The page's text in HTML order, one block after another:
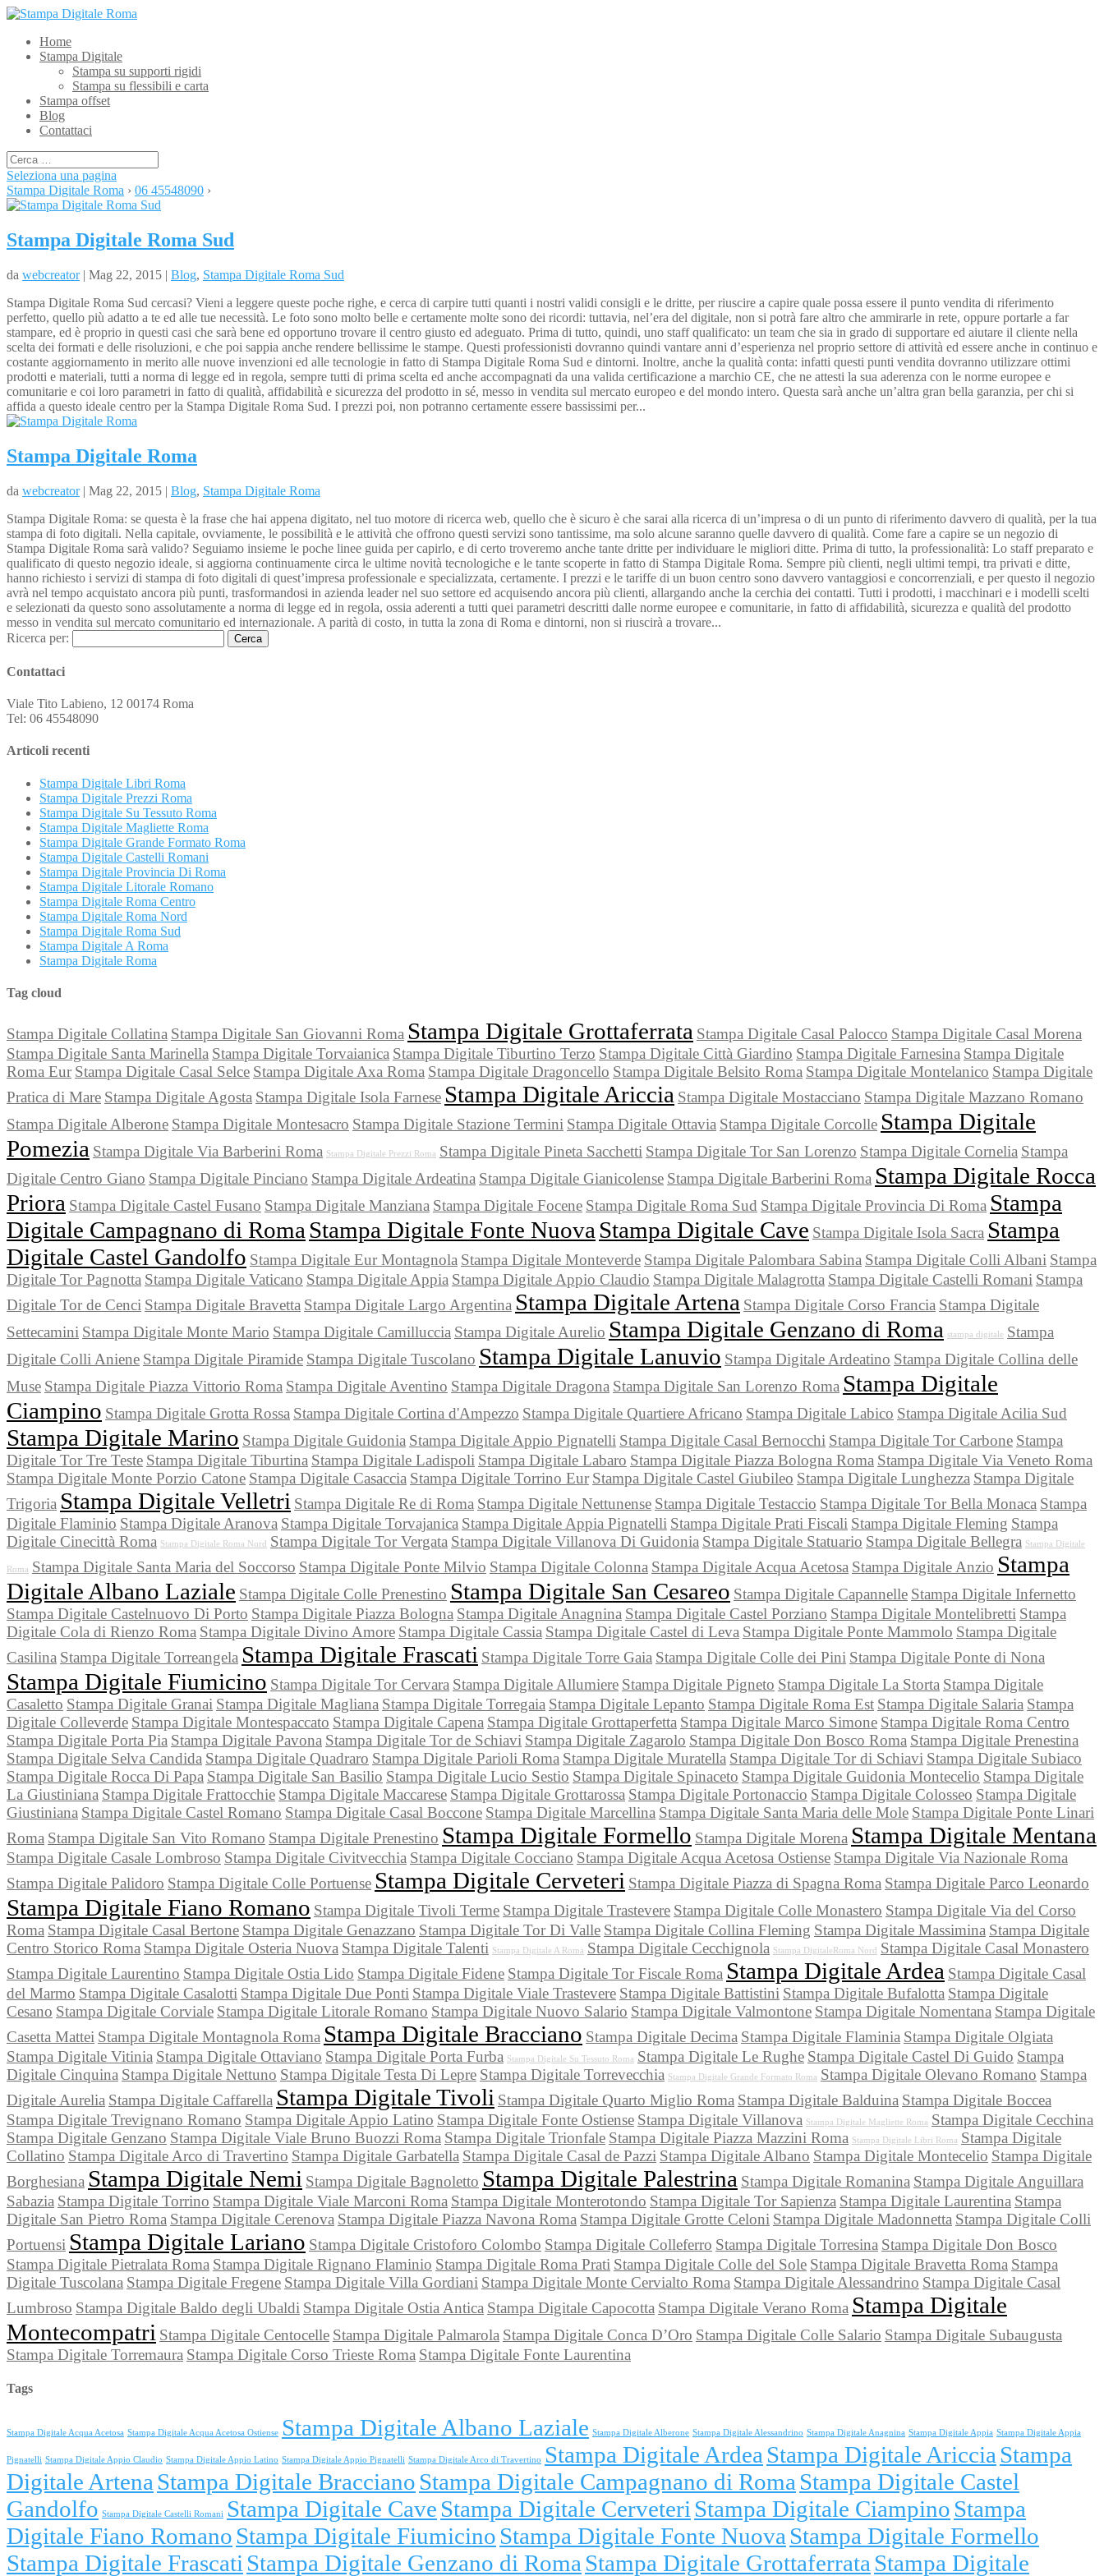
Home
Stampa Digitale
Stampa su supporti rigidi
Stampa su flessibili e carta
Stampa offset
Blog
Contattaci
Seleziona una pagina
Stampa Digitale Roma › 06 45548090 ›
Stampa Digitale Roma Sud
da webcreator| Mag 22, 2015 | Blog, Stampa Digitale Roma Sud
Stampa Digitale Roma Sud cercasi? Vieni a leggere queste poche righe, e cerca di carpire tutti quanti i nostri validi consigli e le dritte, per riuscire a capire quale possa essere il punto vendita di riferimento
perfetto, quello più adatto a te ed alle tue necessità. Le foto sono molto belle e certamente molte sono dei ricordi: tuttavia, nel’era del digitale, non si potrà fare altro che ammirarle in rete, oppure portarle a far
stampare, ed è proprio in questi casi che sarà bene ed opportuno trovare il centro giusto ed adeguato. Prima di tutto, quindi, uno staff qualificato: un team che sia in grado di supportare ed aiutare il cliente nella
scelta dei formati e delle risoluzioni, e che poi sappia anche rendere bellissime le stampe. Questi professionisti dovranno quindi vantare anni d’esperienza nel proprio settore di attività ed essere anche in continuo e
costante aggiornamento in merito alle nuove invenzioni ed alle tecnologie in fatto di Stampa Digitale Roma Sud e dintorni. Inoltre, anche la qualità conta: infatti questi punti vendita dovranno utilizzare ottimi
prodotti e materiali, tutti a norma di legge ed in regola, sempre tutti di prima scelta ed anche accompagnati da una valida certificazione a marchio CE, che ne attesti la sua aderenza con le norme europee e
comunitarie e coi loro parametri in fatto di qualità, affidabilità e sicurezza del prodotto in sé, messo in vendita sul mercato europeo e del mondo intero. Questa sarà anche un’altra gran bella garanzia, per chi si
affida a questo ideale centro per la Stampa Digitale Roma Sud. I prezzi poi, non potranno certamente essere bassissimi per...
Stampa Digitale Roma
da webcreator| Mag 22, 2015 | Blog, Stampa Digitale Roma
Stampa Digitale Roma: se questa è la frase che hai appena digitato, nel tuo motore di ricerca web, quello che è sicuro è che sarai alla ricerca di un’impresa o di un punto di riferimento davvero di qualità, per la tua
stampa di foto digitali. Nella capitale, ovviamente, le possibilità e le attività che offrono questi servizi sono tantissime, ma solo alcune saranno quelle davvero di qualità. Come fare a capire se un negozio di
Stampa Digitale Roma sarà valido? Seguiamo insieme le poche linee guida per capirlo, e di certo troveremo anche tante dritte per individuare le migliori ditte. Prima di tutto, la professionalità: Lo staff preparato e
qualificato di questo negozio ideale, si aggiorna continuamente circa le ultime novità tecnologiche e le tante scoperte in fatto di Stampa Digitale Roma. Sempre più clienti, negli ultimi tempi, tra privati e ditte,
hanno richiesto i servizi di stampa di foto digitali di quest’impresa professionale e specializzata, certamente. I prezzi e le tariffe di un buon centro sono davvero vantaggiosi e concorrenziali, e per questo il negozio
avrà nel tempo acquistato ancora più punti, trasformandosi in azienda leader nel suo settore ed acquisendo ancora più clienti, allargando anche la cerchia dei contatti. Tutti i prodotti, i macchinari e i modelli scelti
e selezionati da questo sono assolutamente a norma di legge ed in regola, ossia aderenti a tutti quei parametri descritti dalle norme europee e comunitarie, in fatto di affidabilità, sicurezza e qualità del prodotto
messo in vendita sul mercato comunitario ed internazionale. A parità di costo, in tutta la zona di Roma e dintorni, non si riuscirà a trovare...
Ricerca per:
Contattaci
Viale Tito Labieno, 12 00174 Roma
Tel: 06 45548090
Articoli recenti
Stampa Digitale Libri Roma
Stampa Digitale Prezzi Roma
Stampa Digitale Su Tessuto Roma
Stampa Digitale Magliette Roma
Stampa Digitale Grande Formato Roma
Stampa Digitale Castelli Romani
Stampa Digitale Provincia Di Roma
Stampa Digitale Litorale Romano
Stampa Digitale Roma Centro
Stampa Digitale Roma Nord
Stampa Digitale Roma Sud
Stampa Digitale A Roma
Stampa Digitale Roma
Tag cloud
Stampa Digitale Collatina Stampa Digitale San Giovanni Roma Stampa Digitale Grottaferrata Stampa Digitale Casal Palocco Stampa Digitale Casal Morena
Stampa Digitale Santa Marinella Stampa Digitale Torvaianica Stampa Digitale Tiburtino Terzo Stampa Digitale Città Giardino Stampa Digitale Farnesina Stampa Digitale
Roma Eur Stampa Digitale Casal Selce Stampa Digitale Axa Roma Stampa Digitale Dragoncello Stampa Digitale Belsito Roma Stampa Digitale Montelanico Stampa Digitale
Pratica di Mare Stampa Digitale Agosta Stampa Digitale Isola Farnese Stampa Digitale Ariccia Stampa Digitale Mostacciano Stampa Digitale Mazzano Romano
Stampa Digitale Alberone Stampa Digitale Montesacro Stampa Digitale Stazione Termini Stampa Digitale Ottavia Stampa Digitale Corcolle Stampa Digitale
Pomezia Stampa Digitale Via Barberini Roma Stampa Digitale Prezzi Roma Stampa Digitale Pineta Sacchetti Stampa Digitale Tor San Lorenzo Stampa Digitale Cornelia Stampa
Digitale Centro Giano Stampa Digitale Pinciano Stampa Digitale Ardeatina Stampa Digitale Gianicolense Stampa Digitale Barberini Roma Stampa Digitale Rocca
Priora Stampa Digitale Castel Fusano Stampa Digitale Manziana Stampa Digitale Focene Stampa Digitale Roma Sud Stampa Digitale Provincia Di Roma Stampa
Digitale Campagnano di Roma Stampa Digitale Fonte Nuova Stampa Digitale Cave Stampa Digitale Isola Sacra Stampa
Digitale Castel Gandolfo Stampa Digitale Eur Montagnola Stampa Digitale Monteverde Stampa Digitale Palombara Sabina Stampa Digitale Colli Albani Stampa
Digitale Tor Pagnotta Stampa Digitale Vaticano Stampa Digitale Appia Stampa Digitale Appio Claudio Stampa Digitale Malagrotta Stampa Digitale Castelli Romani Stampa
Digitale Tor de Cenci Stampa Digitale Bravetta Stampa Digitale Largo Argentina Stampa Digitale Artena Stampa Digitale Corso Francia Stampa Digitale
Settecamini Stampa Digitale Monte Mario Stampa Digitale Camilluccia Stampa Digitale Aurelio Stampa Digitale Genzano di Roma stampa digitale Stampa
Digitale Colli Aniene Stampa Digitale Piramide Stampa Digitale Tuscolano Stampa Digitale Lanuvio Stampa Digitale Ardeatino Stampa Digitale Collina delle
Muse Stampa Digitale Piazza Vittorio Roma Stampa Digitale Aventino Stampa Digitale Dragona Stampa Digitale San Lorenzo Roma Stampa Digitale
Ciampino Stampa Digitale Grotta Rossa Stampa Digitale Cortina d'Ampezzo Stampa Digitale Quartiere Africano Stampa Digitale Labico Stampa Digitale Acilia Sud
Stampa Digitale Marino Stampa Digitale Guidonia Stampa Digitale Appio Pignatelli Stampa Digitale Casal Bernocchi Stampa Digitale Tor Carbone Stampa
Digitale Tor Tre Teste Stampa Digitale Tiburtina Stampa Digitale Ladispoli Stampa Digitale Labaro Stampa Digitale Piazza Bologna Roma Stampa Digitale Via Veneto Roma
Stampa Digitale Monte Porzio Catone Stampa Digitale Casaccia Stampa Digitale Torrino Eur Stampa Digitale Castel Giubileo Stampa Digitale Lunghezza Stampa Digitale
Trigoria Stampa Digitale Velletri Stampa Digitale Re di Roma Stampa Digitale Nettunense Stampa Digitale Testaccio Stampa Digitale Tor Bella Monaca Stampa
Digitale Flaminio Stampa Digitale Aranova Stampa Digitale Torvajanica Stampa Digitale Appia Pignatelli Stampa Digitale Prati Fiscali Stampa Digitale Fleming Stampa
Digitale Cinecittà Roma Stampa Digitale Roma Nord Stampa Digitale Tor Vergata Stampa Digitale Villanova Di Guidonia Stampa Digitale Statuario Stampa Digitale Bellegra Stampa Digitale
Roma Stampa Digitale Santa Maria del Soccorso Stampa Digitale Ponte Milvio Stampa Digitale Colonna Stampa Digitale Acqua Acetosa Stampa Digitale Anzio Stampa
Digitale Albano Laziale Stampa Digitale Colle Prenestino Stampa Digitale San Cesareo Stampa Digitale Capannelle Stampa Digitale Infernetto
Stampa Digitale Castelnuovo Di Porto Stampa Digitale Piazza Bologna Stampa Digitale Anagnina Stampa Digitale Castel Porziano Stampa Digitale Montelibretti Stampa
Digitale Cola di Rienzo Roma Stampa Digitale Divino Amore Stampa Digitale Cassia Stampa Digitale Castel di Leva Stampa Digitale Ponte Mammolo Stampa Digitale
Casilina Stampa Digitale Torreangela Stampa Digitale Frascati Stampa Digitale Torre Gaia Stampa Digitale Colle dei Pini Stampa Digitale Ponte di Nona
Stampa Digitale Fiumicino Stampa Digitale Tor Cervara Stampa Digitale Allumiere Stampa Digitale Pigneto Stampa Digitale La Storta Stampa Digitale
Casaletto Stampa Digitale Granai Stampa Digitale Magliana Stampa Digitale Torregaia Stampa Digitale Lepanto Stampa Digitale Roma Est Stampa Digitale Salaria Stampa
Digitale Colleverde Stampa Digitale Montespaccato Stampa Digitale Capena Stampa Digitale Grottaperfetta Stampa Digitale Marco Simone Stampa Digitale Roma Centro
Stampa Digitale Porta Pia Stampa Digitale Pavona Stampa Digitale Tor de Schiavi Stampa Digitale Zagarolo Stampa Digitale Don Bosco Roma Stampa Digitale Prenestina
Stampa Digitale Selva Candida Stampa Digitale Quadraro Stampa Digitale Parioli Roma Stampa Digitale Muratella Stampa Digitale Tor di Schiavi Stampa Digitale Subiaco
Stampa Digitale Rocca Di Papa Stampa Digitale San Basilio Stampa Digitale Lucio Sestio Stampa Digitale Spinaceto Stampa Digitale Guidonia Montecelio Stampa Digitale
La Giustiniana Stampa Digitale Frattocchie Stampa Digitale Maccarese Stampa Digitale Grottarossa Stampa Digitale Portonaccio Stampa Digitale Colosseo Stampa Digitale
Giustiniana Stampa Digitale Castel Romano Stampa Digitale Casal Boccone Stampa Digitale Marcellina Stampa Digitale Santa Maria delle Mole Stampa Digitale Ponte Linari
Roma Stampa Digitale San Vito Romano Stampa Digitale Prenestino Stampa Digitale Formello Stampa Digitale Morena Stampa Digitale Mentana
Stampa Digitale Casale Lombroso Stampa Digitale Civitvecchia Stampa Digitale Cocciano Stampa Digitale Acqua Acetosa Ostiense Stampa Digitale Via Nazionale Roma
Stampa Digitale Palidoro Stampa Digitale Colle Portuense Stampa Digitale Cerveteri Stampa Digitale Piazza di Spagna Roma Stampa Digitale Parco Leonardo
Stampa Digitale Fiano Romano Stampa Digitale Tivoli Terme Stampa Digitale Trastevere Stampa Digitale Colle Monastero Stampa Digitale Via del Corso
Roma Stampa Digitale Casal Bertone Stampa Digitale Genazzano Stampa Digitale Tor Di Valle Stampa Digitale Collina Fleming Stampa Digitale Massimina Stampa Digitale
Centro Storico Roma Stampa Digitale Osteria Nuova Stampa Digitale Talenti Stampa Digitale A Roma Stampa Digitale Cecchignola Stampa DigitaleRoma Nord
Stampa Digitale Casal Monastero
Stampa Digitale Laurentino Stampa Digitale Ostia Lido Stampa Digitale Fidene Stampa Digitale Tor Fiscale Roma Stampa Digitale Ardea Stampa Digitale Casal
del Marmo Stampa Digitale Casalotti Stampa Digitale Due Ponti Stampa Digitale Viale Trastevere Stampa Digitale Battistini Stampa Digitale Bufalotta Stampa Digitale
Cesano Stampa Digitale Corviale Stampa Digitale Litorale Romano Stampa Digitale Nuovo Salario Stampa Digitale Valmontone Stampa Digitale Nomentana Stampa Digitale
Casetta Mattei Stampa Digitale Montagnola Roma Stampa Digitale Bracciano Stampa Digitale Decima Stampa Digitale Flaminia Stampa Digitale Olgiata
Stampa Digitale Vitinia Stampa Digitale Ottaviano Stampa Digitale Porta Furba Stampa Digitale Su Tessuto Roma Stampa Digitale Le Rughe Stampa Digitale Castel Di Guido Stampa
Digitale Cinquina Stampa Digitale Nettuno Stampa Digitale Testa Di Lepre Stampa Digitale Torrevecchia Stampa Digitale Grande Formato Roma Stampa Digitale Olevano Romano Stampa
Digitale Aurelia Stampa Digitale Caffarella Stampa Digitale Tivoli Stampa Digitale Quarto Miglio Roma Stampa Digitale Balduina Stampa Digitale Boccea
Stampa Digitale Trevignano Romano Stampa Digitale Appio Latino Stampa Digitale Fonte Ostiense Stampa Digitale Villanova Stampa Digitale Magliette Roma Stampa Digitale Cecchina
Stampa Digitale Genzano Stampa Digitale Viale Bruno Buozzi Roma Stampa Digitale Trionfale Stampa Digitale Piazza Mazzini Roma Stampa Digitale Libri Roma Stampa Digitale
Collatino Stampa Digitale Arco di Travertino Stampa Digitale Garbatella Stampa Digitale Casal de Pazzi Stampa Digitale Albano Stampa Digitale Montecelio Stampa Digitale
Borghesiana Stampa Digitale Nemi Stampa Digitale Bagnoletto Stampa Digitale Palestrina Stampa Digitale Romanina Stampa Digitale Anguillara
Sabazia Stampa Digitale Torrino Stampa Digitale Viale Marconi Roma Stampa Digitale Monterotondo Stampa Digitale Tor Sapienza Stampa Digitale Laurentina Stampa
Digitale San Pietro Roma Stampa Digitale Cerenova Stampa Digitale Piazza Navona Roma Stampa Digitale Grotte Celoni Stampa Digitale Madonnetta Stampa Digitale Colli
Portuensi Stampa Digitale Lariano Stampa Digitale Cristoforo Colombo Stampa Digitale Colleferro Stampa Digitale Torresina Stampa Digitale Don Bosco
Stampa Digitale Pietralata Roma Stampa Digitale Rignano Flaminio Stampa Digitale Roma Prati Stampa Digitale Colle del Sole Stampa Digitale Bravetta Roma Stampa
Digitale Tuscolana Stampa Digitale Fregene Stampa Digitale Villa Gordiani Stampa Digitale Monte Cervialto Roma Stampa Digitale Alessandrino Stampa Digitale Casal
Lumbroso Stampa Digitale Baldo degli Ubaldi Stampa Digitale Ostia Antica Stampa Digitale Capocotta Stampa Digitale Verano Roma Stampa Digitale
Montecompatri Stampa Digitale Centocelle Stampa Digitale Palmarola Stampa Digitale Conca D’Oro Stampa Digitale Colle Salario Stampa Digitale Subaugusta
Stampa Digitale Torremaura Stampa Digitale Corso Trieste Roma Stampa Digitale Fonte Laurentina
Tags
Stampa Digitale Acqua Acetosa Stampa Digitale Acqua Acetosa Ostiense Stampa Digitale Albano Laziale Stampa Digitale Alberone Stampa Digitale Alessandrino Stampa Digitale Anagnina Stampa Digitale Appia Stampa Digitale Appia
Pignatelli Stampa Digitale Appio Claudio Stampa Digitale Appio Latino Stampa Digitale Appio Pignatelli Stampa Digitale Arco di Travertino Stampa Digitale Ardea Stampa Digitale Ariccia Stampa
Digitale Artena Stampa Digitale Bracciano Stampa Digitale Campagnano di Roma Stampa Digitale Castel
Gandolfo Stampa Digitale Castelli Romani Stampa Digitale Cave Stampa Digitale Cerveteri Stampa Digitale Ciampino Stampa
Digitale Fiano Romano Stampa Digitale Fiumicino Stampa Digitale Fonte Nuova Stampa Digitale Formello
Stampa Digitale Frascati Stampa Digitale Genzano di Roma Stampa Digitale Grottaferrata Stampa Digitale